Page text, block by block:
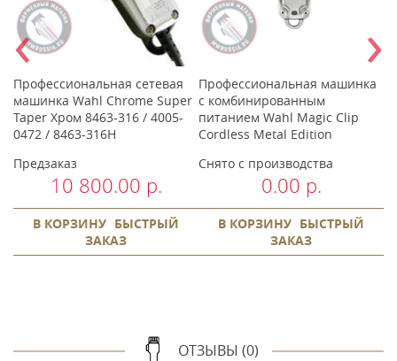
Профессиональная сетевая
машинка Wahl Chrome Super
Taper Хром 8463-316 / 4005-
0472 / 8463-316H
Предзаказ
10 800.00 р.
В КОРЗИНУ БЫСТРЫЙ
ЗАКАЗ
Профессиональная машинка
с комбинированным
питанием Wahl Magic Clip
Cordless Metal Edition
Снято с производства
0.00 р.
В КОРЗИНУ БЫСТРЫЙ
ЗАКАЗ
‹ ›
ОТЗЫВЫ (0)